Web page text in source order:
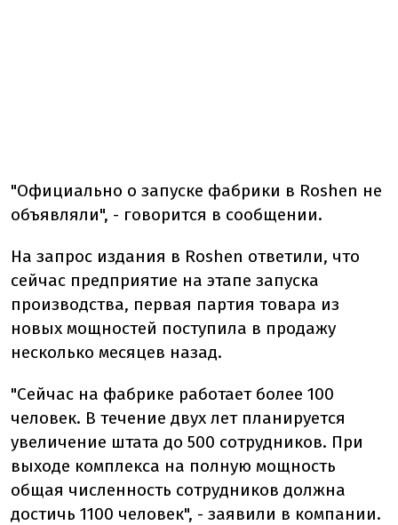
"Официально о запуске фабрики в Roshen не
объявляли", - говорится в сообщении.
На запрос издания в Roshen ответили, что
сейчас предприятие на этапе запуска
производства, первая партия товара из
новых мощностей поступила в продажу
несколько месяцев назад.
"Сейчас на фабрике работает более 100
человек. В течение двух лет планируется
увеличение штата до 500 сотрудников. При
выходе комплекса на полную мощность
общая численность сотрудников должна
достичь 1100 человек", - заявили в компании.